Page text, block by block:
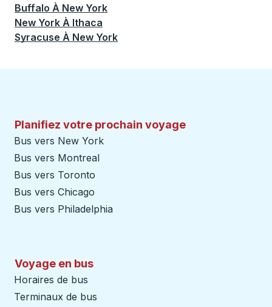
Buffalo À New York
New York À Ithaca
Syracuse À New York
Planifiez votre prochain voyage
Bus vers New York
Bus vers Montreal
Bus vers Toronto
Bus vers Chicago
Bus vers Philadelphia
Voyage en bus
Horaires de bus
Terminaux de bus